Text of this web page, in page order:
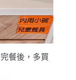
餐後，多買